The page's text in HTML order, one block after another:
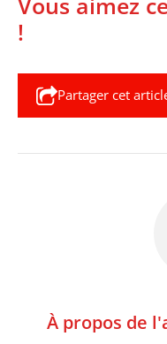
!
Partager cet
À propos de